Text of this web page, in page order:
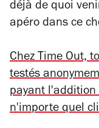
déjà de quoi
apéro dans ce
Chez Time Out,
testés
payant l'addition
n'importe quel